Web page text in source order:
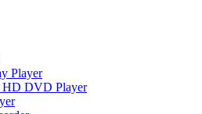
Player
HD DVD Player